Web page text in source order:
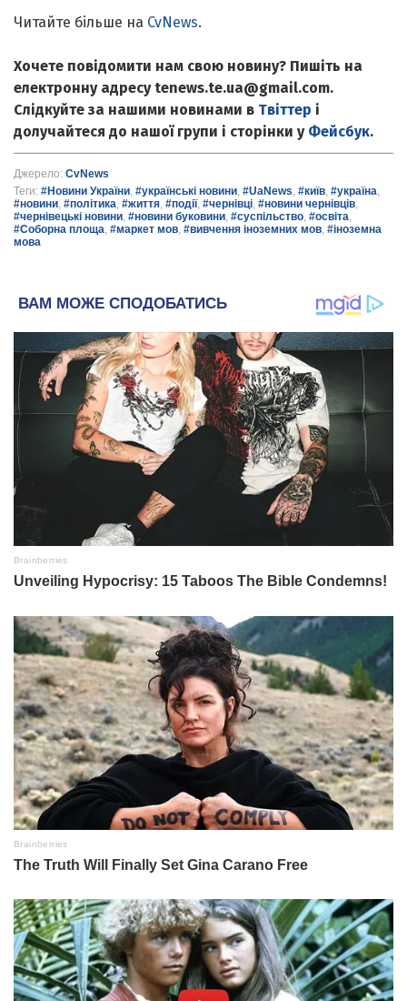
Читайте більше на CvNews.
Хочете повідомити нам свою новину? Пишіть на
електронну адресу tenews.te.ua@gmail.com.
Слідкуйте за нашими новинами в Твіттер і
долучайтеся до нашої групи і сторінки у Фейсбук.
Джерело: CvNews
Теги: #Новини України, #українські новини, #UaNews, #київ, #україна,
#новини, #політика, #життя, #події, #чернівці, #новини чернівців,
#чернівецькі новини, #новини буковини, #суспільство, #освіта,
#Соборна площа, #маркет мов, #вивчення іноземних мов, #іноземна
мова